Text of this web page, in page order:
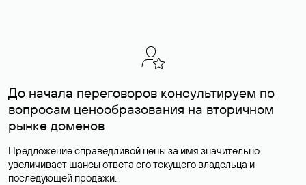
До начала переговоров консультируем по
вопросам ценообразования на вторичном
рынке доменов
Предложение справедливой цены за имя значительно
увеличивает шансы ответа его текущего владельца и
последующей продажи.